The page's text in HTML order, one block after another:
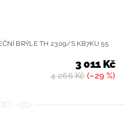
BRÝLE TH 2309/S KB7KU 55
4 266 Kč(–29 %)
3 011 Kč